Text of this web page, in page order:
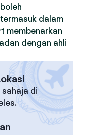
dalam
membenarkan
dengan ahli
sahaja di